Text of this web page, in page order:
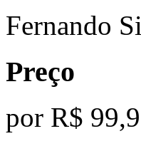
Fernando
Preço
por R$